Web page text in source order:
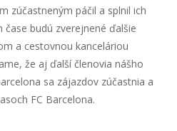
zúčastneným páčil a splnil ich
čase budú zverejnené ďalšie
a cestovnou kanceláriou
že aj ďalší členovia nášho
sa zájazdov zúčastnia a
FC Barcelona.